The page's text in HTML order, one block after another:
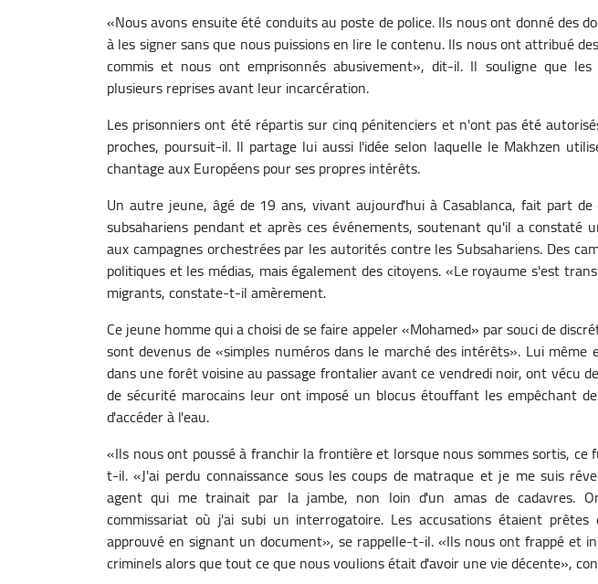
«Nous avons ensuite été conduits au poste de police. Ils nous ont donné des
à les signer sans que nous puissions en lire le contenu. Ils nous ont attribué
commis et nous ont emprisonnés abusivement», dit-il. Il souligne que
plusieurs reprises avant leur incarcération.
Les prisonniers ont été répartis sur cinq pénitenciers et n'ont pas été
proches, poursuit-il. Il partage lui aussi l'idée selon laquelle le Makhzen
chantage aux Européens pour ses propres intérêts.
Un autre jeune, âgé de 19 ans, vivant aujourd'hui à Casablanca, fait part
subsahariens pendant et après ces événements, soutenant qu'il a constaté
aux campagnes orchestrées par les autorités contre les Subsahariens. Des
politiques et les médias, mais également des citoyens. «Le royaume s'est
migrants, constate-t-il amèrement.
Ce jeune homme qui a choisi de se faire appeler «Mohamed» par souci de
sont devenus de «simples numéros dans le marché des intérêts». Lui
dans une forêt voisine au passage frontalier avant ce vendredi noir, ont vécu
de sécurité marocains leur ont imposé un blocus étouffant les empêchant
d'accéder à l'eau.
«Ils nous ont poussé à franchir la frontière et lorsque nous sommes sortis,
t-il. «J'ai perdu connaissance sous les coups de matraque et je me suis
agent qui me trainait par la jambe, non loin d'un amas de cadavres.
commissariat où j'ai subi un interrogatoire. Les accusations étaient
approuvé en signant un document», se rappelle-t-il. «Ils nous ont frappé et
criminels alors que tout ce que nous voulions était d'avoir une vie décente»,